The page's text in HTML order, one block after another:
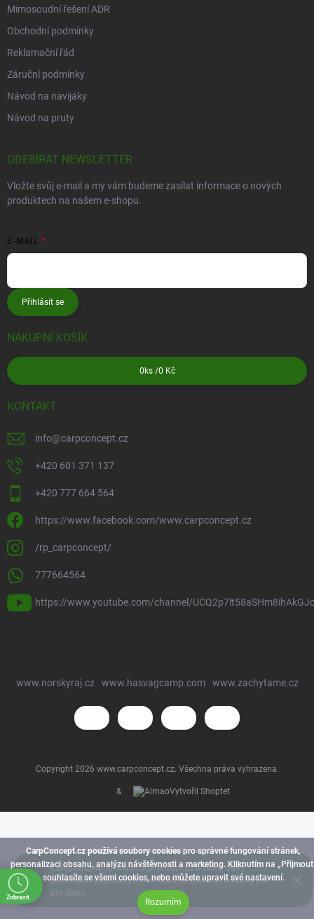
CarpConcept.cz používá soubory cookies pro správné fungování stránek,
personalizaci obsahu, analýzu návštěvnosti a marketing. Kliknutím na
souhlasíte se všemi cookies, nebo můžete upravit své nastavení.
Rozumím
Zaregistruj se na www.carpconcept.cz a získej slevy,
přednostní informace o novinkách a speciální nabídky jen
pro členy.
Mimosoudní řešení ADR
Obchodní podmínky
Reklamační řád
Záruční podmínky
Návod na navijáky
Návod na pruty
ODEBÍRAT NEWSLETTER
Vložte svůj e-mail a my vám budeme zasílat informace o nových
produktech na našem e-shopu.
E-MAIL
Přihlásit se
NÁKUPNÍ KOŠÍK
0 ks /0 Kč
KONTAKT
info@carpconcept.cz
+420 601 371 137
+420 777 664 564
https://www.facebook.com/www.carpconcept.cz
/rp_carpconcept/
777664564
https://www.youtube.com/channel/
www.norskyraj.cz www.hasvagcamp.com www.zachytame.cz
& Vytvořil Shoptet
Copyright 2026 www.carpconcept.cz. Všechna práva vyhrazena.
Zobrazit